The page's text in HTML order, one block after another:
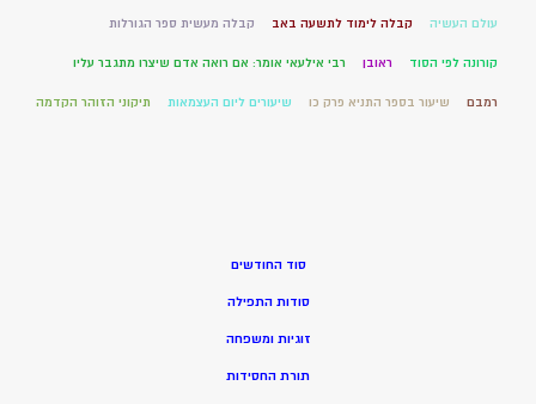
עולם העשיה קבלה לימוד לתשעה באב קבלה מעשית ספר הגורלות
קורונה לפי הסוד ראובן רבי אילעאי אומר: אם רואה אדם שיצרו מתגבר עליו
רמבם שיעור בספר התניא פרק כו שיעורים ליום העצמאות תיקוני הזוהר הקדמה
סוד החודשים
סודות התפילה
זוגיות ומשפחה
תורת החסידות